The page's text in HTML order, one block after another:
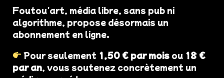
Foutou'art, média libre, sans pub ni
algorithme, propose désormais un
abonnement en ligne.
Pour seulement 1,50 € par mois ou 18 €
par an, vous soutenez concrètement un